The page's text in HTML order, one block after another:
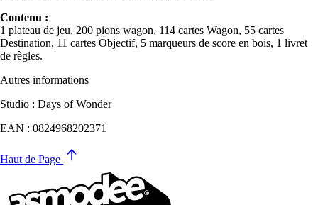
Contenu :
1 plateau de jeu, 200 pions wagon, 114 cartes Wagon, 55 cartes
Destination, 11 cartes Objectif, 5 marqueurs de score en bois, 1 livret
de règles.
Autres informations
Studio : Days of Wonder
EAN : 0824968202371
Haut de Page